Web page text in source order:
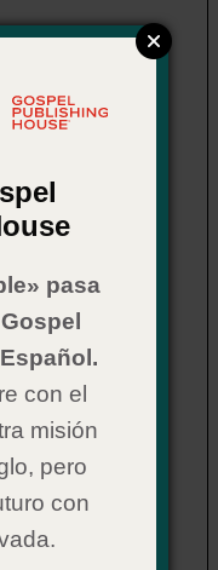
propicio
trata solo de
donde los niños se
en el mensaje del
equipar a los
las interrupciones
pasa
con el
misión
pero
con